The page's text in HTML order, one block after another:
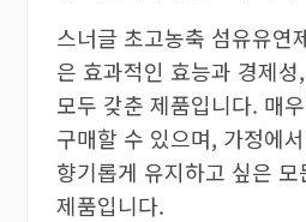
스너글 초고농축 섬유유연
은 효과적인 효능과 경제
모두 갖춘 제품입니다. 매
구매할 수 있으며, 가정에
향기롭게 유지하고 싶은
제품입니다.